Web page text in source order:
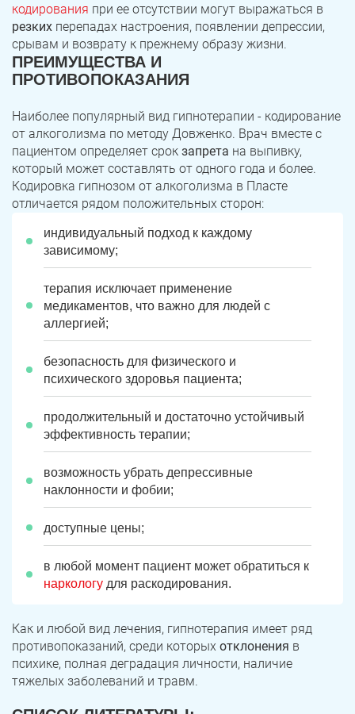
кодирования при ее отсутствии могут выражаться в
резких перепадах настроения, появлении депрессии,
срывам и возврату к прежнему образу жизни.
ПРЕИМУЩЕСТВА И
ПРОТИВОПОКАЗАНИЯ
Наиболее популярный вид гипнотерапии - кодирование
от алкоголизма по методу Довженко. Врач вместе с
пациентом определяет срок запрета на выпивку,
который может составлять от одного года и более.
Кодировка гипнозом от алкоголизма в Пласте
отличается рядом положительных сторон:
индивидуальный подход к каждому
зависимому;
терапия исключает применение
медикаментов, что важно для людей с
аллергией;
безопасность для физического и
психического здоровья пациента;
продолжительный и достаточно устойчивый
эффективность терапии;
возможность убрать депрессивные
наклонности и фобии;
доступные цены;
в любой момент пациент может обратиться к
наркологу для раскодирования.
Как и любой вид лечения, гипнотерапия имеет ряд
противопоказаний, среди которых отклонения в
психике, полная деградация личности, наличие
тяжелых заболеваний и травм.